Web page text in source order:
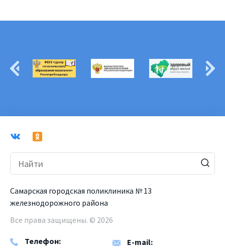
Самарская городская поликлиника № 13
железнодорожного района
Все права защищены. © 2026
Телефон: E-mail: